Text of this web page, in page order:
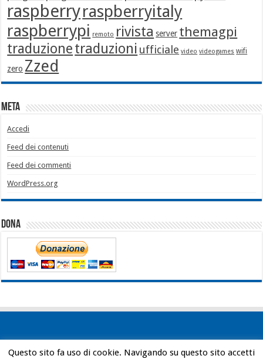
raspberryraspberryitaly
raspberrypi remoto rivista server themagpi
traduzionetraduzioni ufficiale video videogames wifi
zero Zzed
Meta
Accedi
Feed dei contenuti
Feed dei commenti
WordPress.org
Dona
Powered by WordPress| Designed by Bob Vann
Questo sito fa uso di cookie. Navigando su questo sito accetti